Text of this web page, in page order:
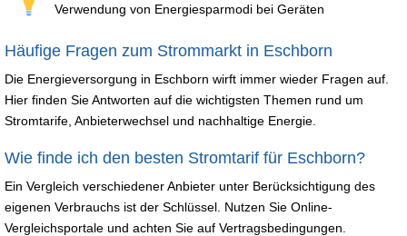
Verwendung von Energiesparmodi bei Geräten
Häufige Fragen zum Strommarkt in Eschborn
Die Energieversorgung in Eschborn wirft immer wieder Fragen auf.
Hier finden Sie Antworten auf die wichtigsten Themen rund um
Stromtarife, Anbieterwechsel und nachhaltige Energie.
Wie finde ich den besten Stromtarif für Eschborn?
Ein Vergleich verschiedener Anbieter unter Berücksichtigung des
eigenen Verbrauchs ist der Schlüssel. Nutzen Sie Online-
Vergleichsportale und achten Sie auf Vertragsbedingungen.